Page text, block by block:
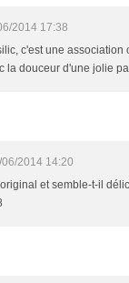
2014 17:38
c'est une
la douceur d'une jolie
06/2014 14:20
et semble-t-il